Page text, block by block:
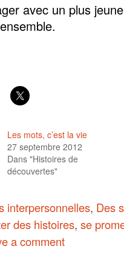
avec un plus
Les mots, c’est la vie
27 septembre 2012
Dans "Histoires de
découvertes"
interpersonnelles, Des
des histoires, se
a comment